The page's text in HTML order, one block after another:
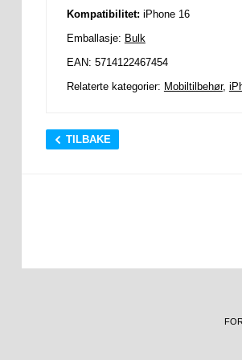
Kompatibilitet: iPhone 16
Emballasje: Bulk
EAN: 5714122467454
Relaterte kategorier: Mobiltilbehør,
TILBAKE